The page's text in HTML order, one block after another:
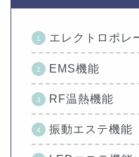
エレクトロポレ
EMS機能
RF温熱機能
振動エステ機能